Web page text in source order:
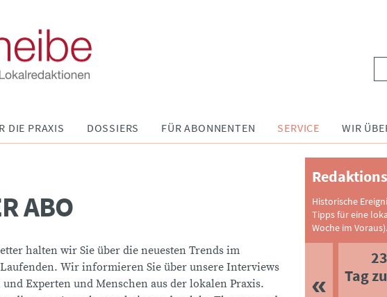
DIE PRAXIS DOSSIERS FÜR ABONNENTEN SERVICE WIR
ABO
halten wir Sie über die neuesten Trends im
Wir informieren Sie über unsere Interviews
Experten und Menschen aus der lokalen Praxis.
Historische
Tipps für eine
Woche im Voraus).
Tag